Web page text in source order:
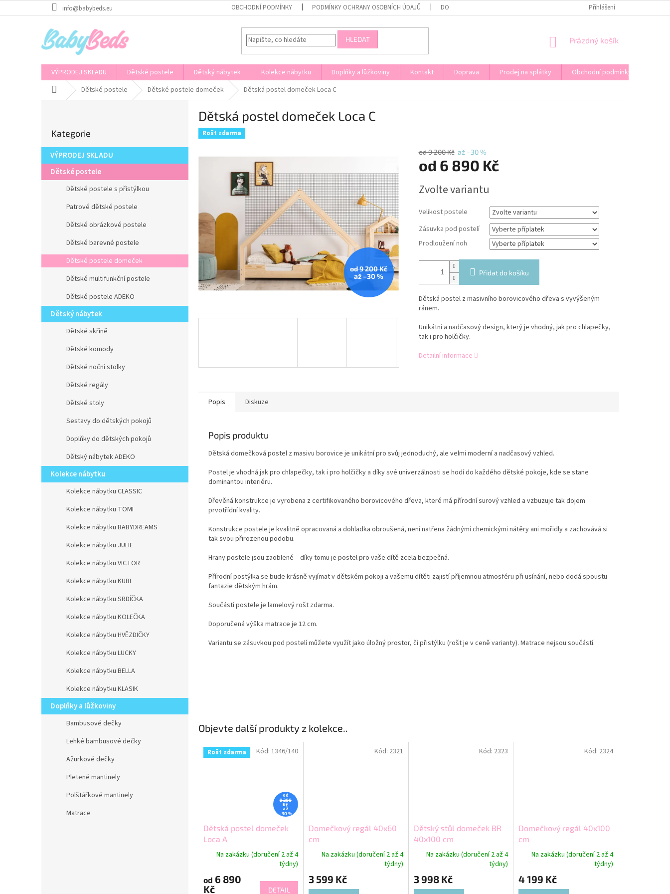
na
info@babybeds.eu OBCHODNÍ PODMÍNKY PODMÍNKY OCHRANY OSOBNÍCH ÚDAJŮ DOPRAVA PRODEJ NA SPLÁTKYPřihlášení
HLEDAT
NÁKUPNÍ
Prázdný košík
VÝPRODEJ SKLADU Dětské postele Dětský nábytek Kolekce nábytku Doplňky a lůžkoviny Kontakt Doprava Prodej na splátky
Obchodní podmínky
Domů Dětské postele Dětské postele domeček Dětská postel domeček Loca C
r
n
kategorie
Kategorie
VÝPRODEJ SKLADU
Dětské postele
Dětské postele s přistýlkou
Patrové dětské postele
Dětské obrázkové postele
Dětské barevné postele
Dětské postele domeček
Dětské multifunkční postele
Dětské postele ADEKO
Dětský nábytek
Dětské skříně
Dětské komody
Dětské noční stolky
Dětské regály
Dětské stoly
Sestavy do dětských pokojů
Doplňky do dětských pokojů
Dětský nábytek ADEKO
Kolekce nábytku
Kolekce nábytku CLASSIC
Kolekce nábytku TOMI
Kolekce nábytku BABYDREAMS
Kolekce nábytku JULIE
Kolekce nábytku VICTOR
Kolekce nábytku KUBI
Kolekce nábytku SRDÍČKA
Kolekce nábytku KOLEČKA
Kolekce nábytku HVĚZDIČKY
Kolekce nábytku LUCKY
Kolekce nábytku BELLA
Kolekce nábytku KLASIK
Doplňky a lůžkoviny
Bambusové dečky
Lehké bambusové dečky
Ažurkové dečky
Pletené mantinely
Polštářkové mantinely
Matrace
Dětská postel domeček Loca C
Rošt zdarma
od 9 200 Kč
až –30 %
od 9 200 Kč až –30 %
od 6 890 Kč
cena:
Zvolte variantu
Velikost postele
Zásuvka pod postelí
Prodloužení noh
Přidat do košíku
Dětská postel z masivního borovicového dřeva s vyvýšeným
ránem.
Unikátní a nadčasový design, který je vhodný, jak pro chlapečky,
tak i pro holčičky.
Detailní informace
Objevte další produkty z kolekce..
Rošt zdarma
od
9 200
Kč
až
–30 %
Dětská postel domeček
Loca A
Na zakázku (doručení 2 až 4
týdny)
od 6 890
Kč
DETAIL
Kód: 1346/140
Domečkový regál 40x60
cm
Na zakázku (doručení 2 až 4
týdny)
3 599 Kč
Kód: 2321
Dětský stůl domeček BR
40x100 cm
Na zakázku (doručení 2 až 4
týdny)
3 998 Kč
Kód: 2323
Domečkový regál 40x100
cm
Na zakázku (doručení 2 až 4
týdny)
4 199 Kč
Kód: 2324
Popis Diskuze
Popis produktu
Dětská domečková postel z masivu borovice je unikátní pro svůj jednoduchý, ale velmi moderní a nadčasový vzhled.
Postel je vhodná jak pro chlapečky, tak i pro holčičky a díky své univerzálnosti se hodí do každého dětské pokoje, kde se stane
dominantou interiéru.
Dřevěná konstrukce je vyrobena z certifikovaného borovicového dřeva, které má přírodní surový vzhled a vzbuzuje tak dojem
prvotřídní kvality.
Konstrukce postele je kvalitně opracovaná a dohladka obroušená, není natřena žádnými chemickými nátěry ani mořidly a zachovává si
tak svou přirozenou podobu.
Hrany postele jsou zaoblené – díky tomu je postel pro vaše dítě zcela bezpečná.
Přírodní postýlka se bude krásně vyjímat v dětském pokoji a vašemu dítěti zajistí příjemnou atmosféru při usínání, nebo dodá spoustu
fantazie dětským hrám.
Součásti postele je lamelový rošt zdarma.
Doporučená výška matrace je 12 cm.
Variantu se zásuvkou pod postelí můžete využít jako úložný prostor, či přistýlku (rošt je v ceně varianty). Matrace nejsou součástí.